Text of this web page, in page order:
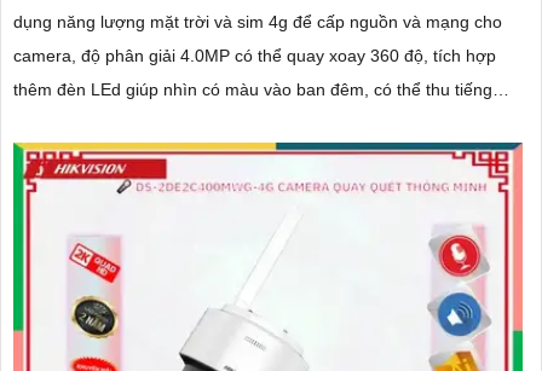
dụng năng lượng mặt trời và sim 4g để cấp nguồn và mạng cho
camera, độ phân giải 4.0MP có thể quay xoay 360 độ, tích hợp
thêm đèn LEd giúp nhìn có màu vào ban đêm, có thể thu tiếng